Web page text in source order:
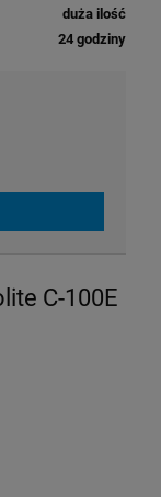
duża ilość
24 godziny
C-100E